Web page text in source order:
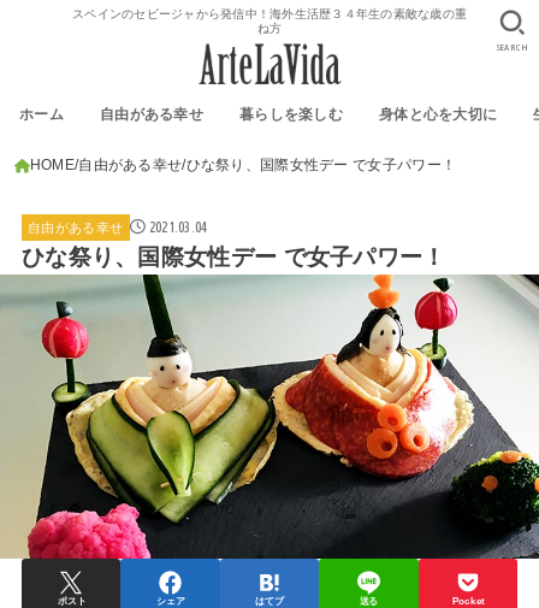
スペインのセビージャから発信中！海外生活歴３４年生の素敵な歳の重
ね方
ホーム 自由がある幸せ 暮らしを楽しむ 身体と心を大切に
SEARCH
HOME 自由がある幸せ ひな祭り、国際女性デー で女子パワー！
自由がある幸せ 2021.03.04
ひな祭り、国際女性デー で女子パワー！
ポスト シェア はてブ 送る Pocket